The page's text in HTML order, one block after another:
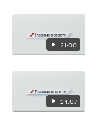
21:00
24:07